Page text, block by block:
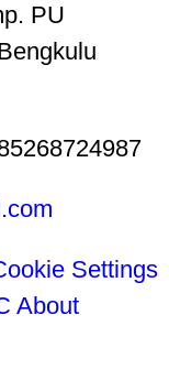
PU
Settings
About